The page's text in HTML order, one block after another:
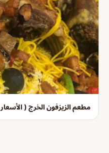
مطعم الزيزفون الخرج (